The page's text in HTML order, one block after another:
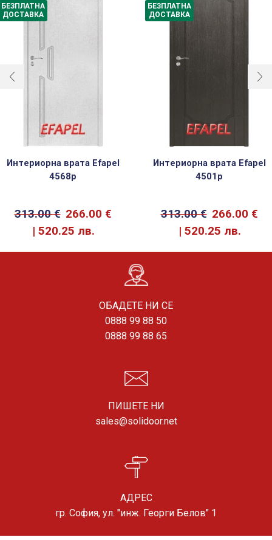
БЕЗПЛАТНА
ДОСТАВКА
Интериорна врата Efapel
4568p
313.00€ 266.00 €
520.25 лв.
БЕЗПЛАТНА
ДОСТАВКА
Интериорна врата Efapel
4501p
313.00€ 266.00 €
520.25 лв.
ОБАДЕТЕ НИ СЕ
0888 99 88 50
0888 99 88 65
ПИШЕТЕ НИ
sales@solidoor.net
АДРЕС
гр. София, ул. "инж. Георги Белов" 1